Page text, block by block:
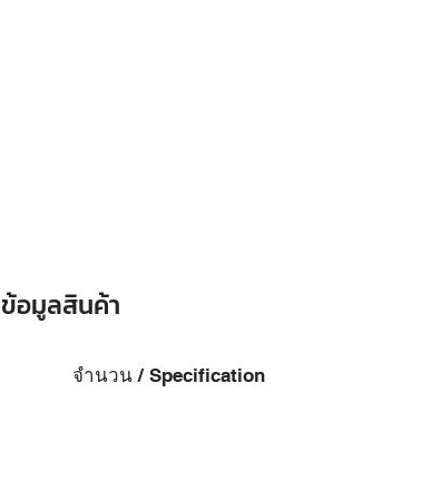
ข้อมูลสินค้า
จำนวน / Specification